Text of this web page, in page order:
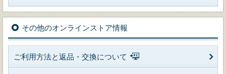
その他のオンラインストア情報
ご利用方法と返品・交換について